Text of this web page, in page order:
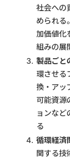
社会への
められる
加価値化
組みの展
製品ごと
環させる
換・アッ
可能資源
ョンなど
る
循環経済
関する技